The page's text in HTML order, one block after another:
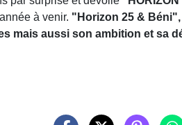
à venir. "Horizon 25 & Béni",
mais aussi son ambition et sa